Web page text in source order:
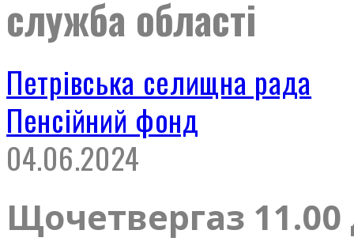
служба області
Петрівська селищна рада
Пенсійний фонд
04.06.2024
Щочетвергаз